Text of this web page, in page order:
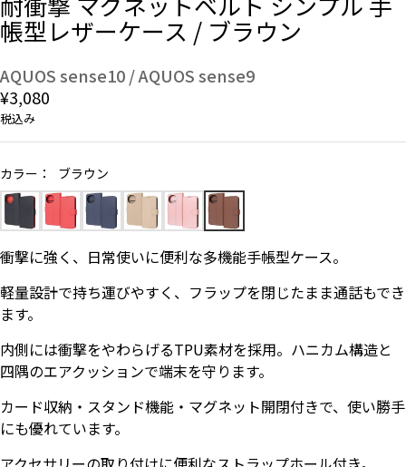
事業内容
会社概要
よくある質問
お問い合わせ（一般の皆様）
お問い合わせ（企業様）
プライバシーポリシー
帳型レザーケース / ブラウン
AQUOS sense10 / AQUOS sense9
¥3,080
税込み
カラー： ブラウン
衝撃に強く、日常使いに便利な多機能手帳型ケース。
軽量設計で持ち運びやすく、フラップを閉じたまま通話もでき
ます。
内側には衝撃をやわらげるTPU素材を採用。ハニカム構造と
四隅のエアクッションで端末を守ります。
カード収納・スタンド機能・マグネット開閉付きで、使い勝手
にも優れています。